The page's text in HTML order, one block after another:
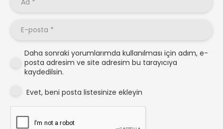
Daha sonraki yorumlarımda kullanılması için adım, e-
posta adresim ve site adresim bu tarayıcıya
kaydedilsin.
Evet, beni posta listesinize ekleyin